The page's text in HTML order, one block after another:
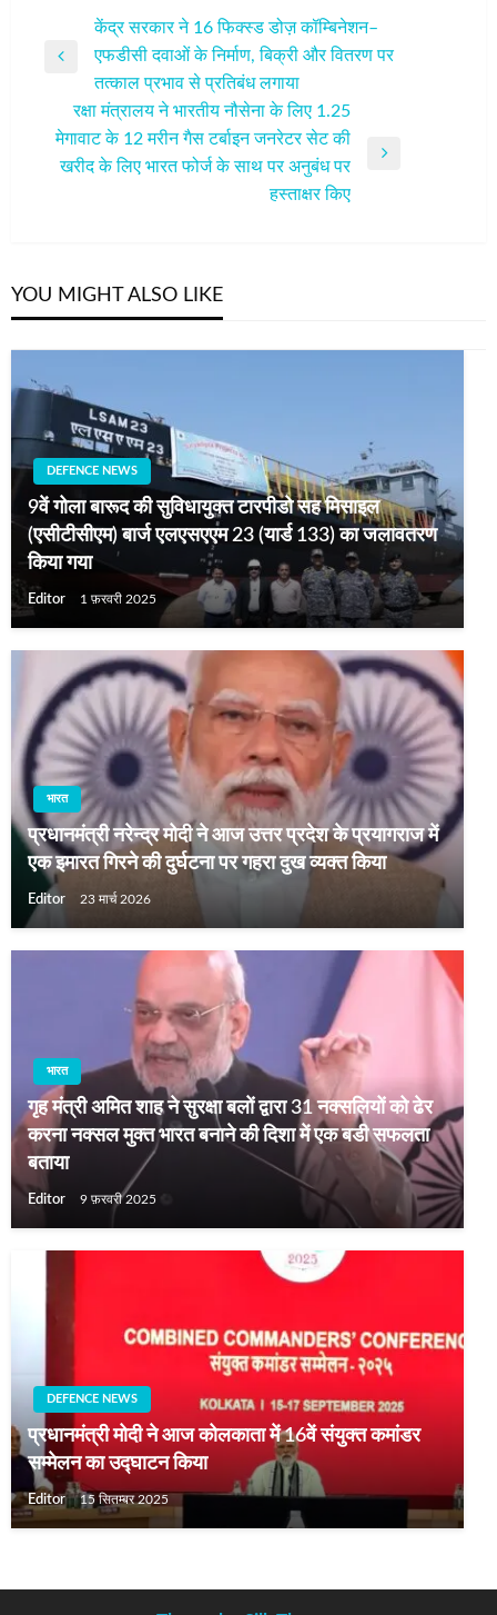
नेविगेशन
Previous
केंद्र सरकार ने 16 फिक्स्ड डोज़ कॉम्बिनेशन–
एफडीसी दवाओं के निर्माण, बिक्री और वितरण पर
तत्काल प्रभाव से प्रतिबंध लगाया
Next
रक्षा मंत्रालय ने भारतीय नौसेना के लिए 1.25
मेगावाट के 12 मरीन गैस टर्बाइन जनरेटर सेट की
खरीद के लिए भारत फोर्ज के साथ पर अनुबंध पर
हस्ताक्षर किए
YOU MIGHT ALSO LIKE
DEFENCE NEWS
9वें गोला बारूद की सुविधायुक्त टारपीडो सह मिसाइल
(एसीटीसीएम) बार्ज एलएसएएम 23 (यार्ड 133) का जलावतरण
किया गया
Editor 1 फ़रवरी 2025
भारत
प्रधानमंत्री नरेन्‍द्र मोदी ने आज उत्तर प्रदेश के प्रयागराज में
एक इमारत गिरने की दुर्घटना पर गहरा दुख व्यक्त किया
Editor 23 मार्च 2026
भारत
गृह मंत्री अमित शाह ने सुरक्षा बलों द्वारा 31 नक्सलियों को ढेर
करना नक्सल मुक्त भारत बनाने की दिशा में एक बडी सफलता
बताया
Editor 9 फ़रवरी 2025
DEFENCE NEWS
प्रधानमंत्री मोदी ने आज कोलकाता में 16वें संयुक्त कमांडर
सम्मेलन का उद्घाटन किया
Editor 15 सितम्बर 2025